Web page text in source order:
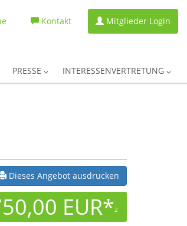
Kontakt Mitglieder Login
PRESSE INTERESSENVERTRETUNG
Dieses Angebot ausdrucken
EUR*2